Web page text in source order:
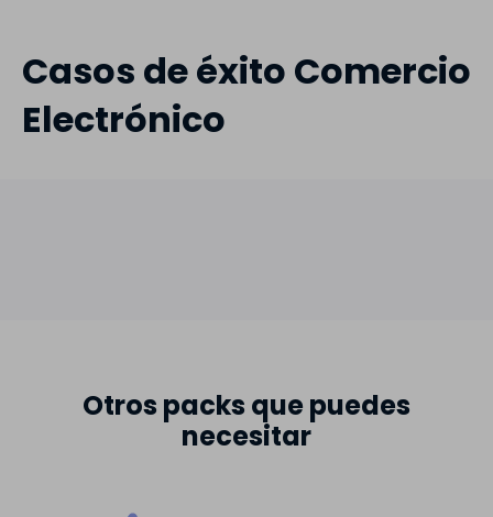
Casos de éxito Comercio
Electrónico
Otros packs que puedes
necesitar